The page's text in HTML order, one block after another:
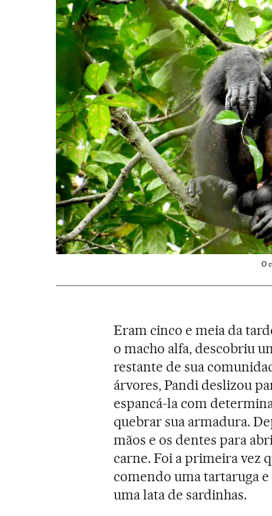
O
Eram cinco e meia da
o macho alfa, descobriu
restante de sua
árvores, Pandi deslizou
espancá-la com
quebrar sua armadura.
mãos e os dentes para
carne. Foi a primeira vez
comendo uma tartaruga
uma lata de sardinhas.